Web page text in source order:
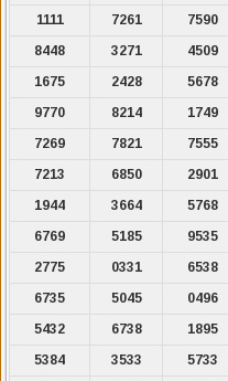
1111
7261 7590
8448
3271 4509
1675
2428 5678
9770
8214 1749
7269
7821 7555
7213
6850 2901
1944
3664 5768
6769
5185 9535
2775
0331 6538
6735
5045 0496
5432
6738 1895
5384
3533 5733